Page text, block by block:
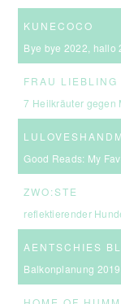
KUNECOCO
Bye bye 2022, hallo
FRAU LIEBLING
7 Heilkräuter gegen
Good Reads: My
ZWO:STE
reflektierender
AENTSCHIES
Balkonplanung 2019